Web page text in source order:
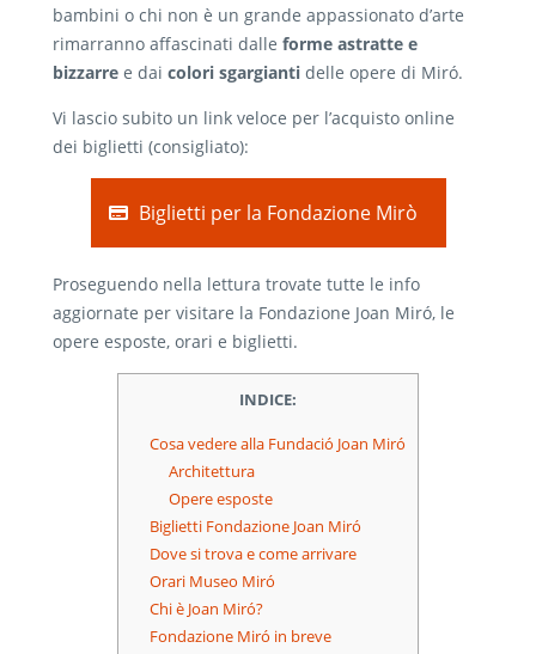
bambini o chi non è un grande appassionato d’arte
rimarranno affascinati dalle forme astratte e
bizzarre e dai colori sgargianti delle opere di Miró.
Vi lascio subito un link veloce per l’acquisto online
dei biglietti (consigliato):
Biglietti per la Fondazione Mirò
Proseguendo nella lettura trovate tutte le info
aggiornate per visitare la Fondazione Joan Miró, le
opere esposte, orari e biglietti.
INDICE:
Cosa vedere alla Fundació Joan Miró
Architettura
Opere esposte
Biglietti Fondazione Joan Miró
Dove si trova e come arrivare
Orari Museo Miró
Chi è Joan Miró?
Fondazione Miró in breve